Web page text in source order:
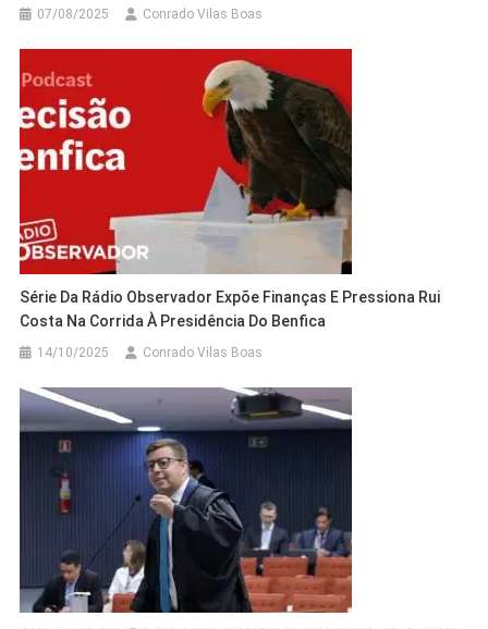
07/08/2025 Conrado Vilas Boas
Série Da Rádio Observador Expõe Finanças E Pressiona Rui
Costa Na Corrida À Presidência Do Benfica
14/10/2025 Conrado Vilas Boas